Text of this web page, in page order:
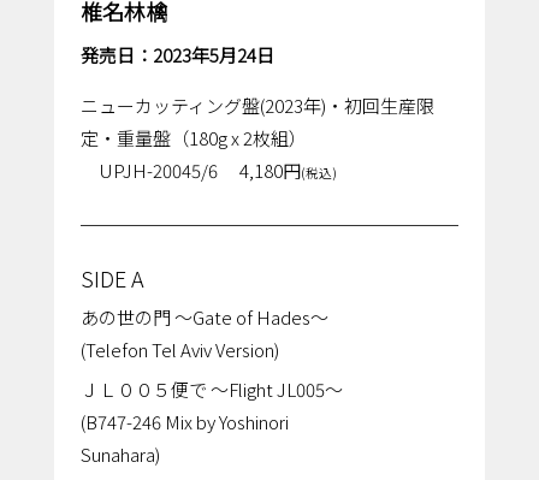
椎名林檎
発売日：2023年5月24日
ニューカッティング盤(2023年)・初回生産限
定・重量盤（180g x 2枚組）
UPJH-20045/6
4,180円(税込)
SIDE A
あの世の門 ～Gate of Hades～
(Telefon Tel Aviv Version)
ＪＬ００５便で ～Flight JL005～
(B747-246 Mix by Yoshinori
Sunahara)